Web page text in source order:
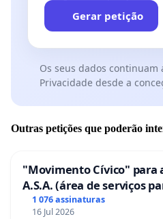
Gerar petição
Os seus dados continuam
Privacidade desde a
Outras petições que poderão
"Movimento Cívico" para
A.S.A. (área de serviços
Coimbra
1 076 assinaturas
16 Jul 2026